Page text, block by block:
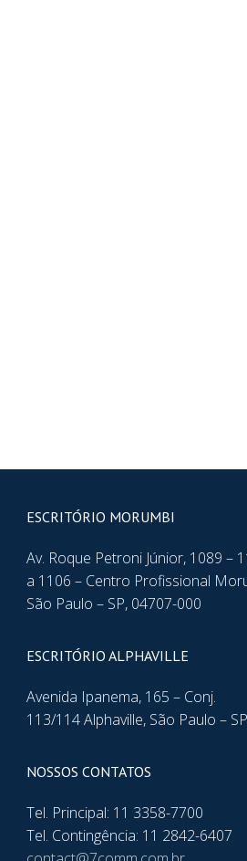
ESCRITÓRIO MORUMBI
Av. Roque Petroni Júnior, 1089 –
a 1106 – Centro Profissional
São Paulo – SP, 04707-000
ESCRITÓRIO ALPHAVILLE
Avenida Ipanema, 165 – Conj.
113/114 Alphaville, São Paulo –
NOSSOS CONTATOS
Tel. Principal: 11 3358-7700
Tel. Contingência: 11 2842-6407